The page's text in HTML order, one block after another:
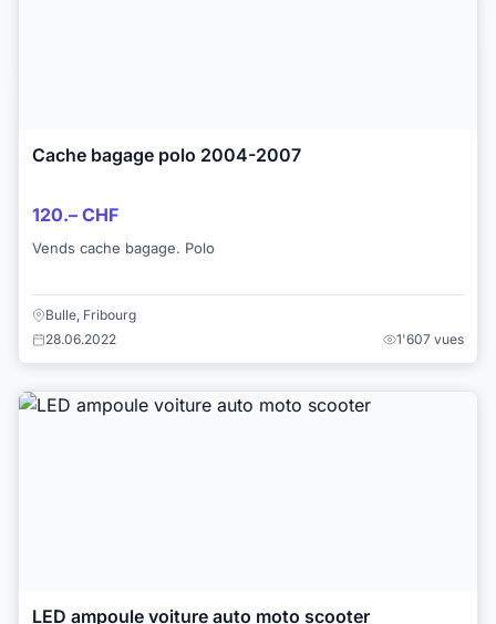
Cache bagage polo 2004-2007
120.– CHF
Vends cache bagage. Polo
Bulle, Fribourg
28.06.2022
1'607 vues
LED ampoule voiture auto moto scooter